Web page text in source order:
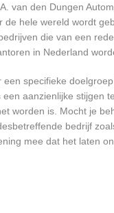
van den Dungen
hele wereld wordt
die van een
in Nederland
specifieke
aanzienlijke stijgen
worden is. Mocht je
bedrijf
mee dat het laten